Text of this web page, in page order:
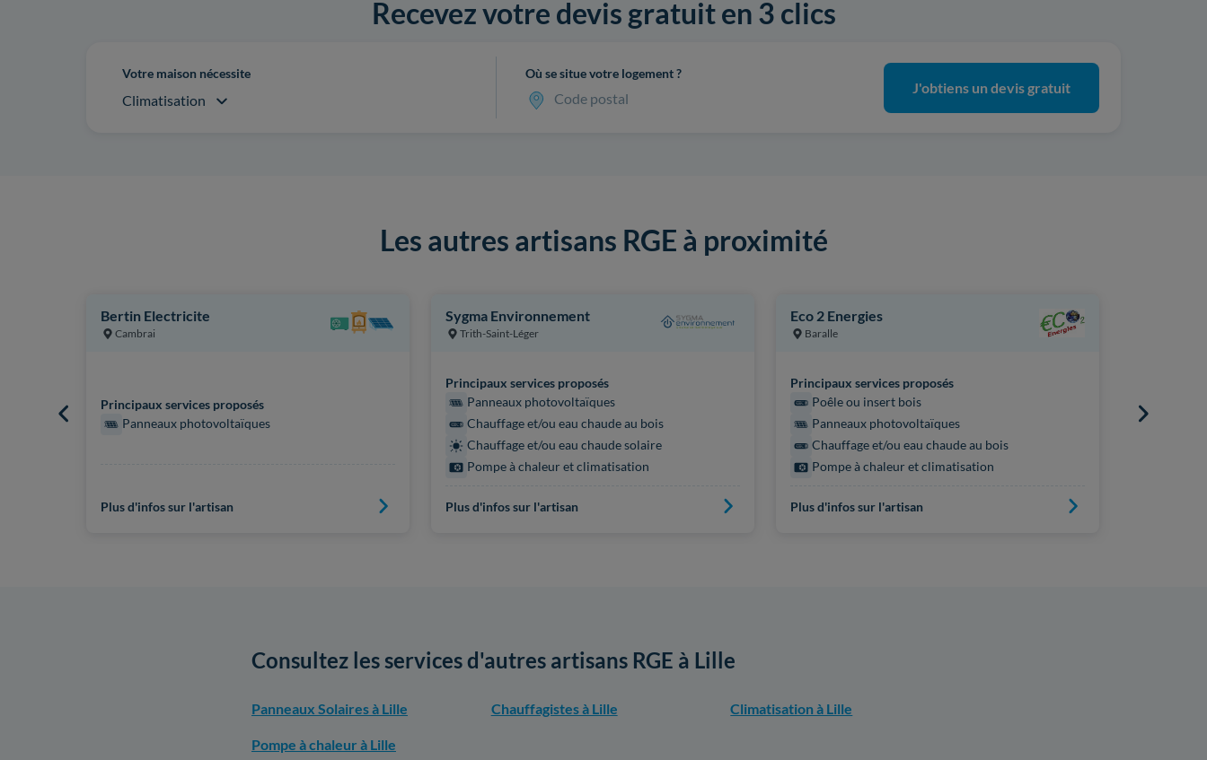
Recevez votre devis gratuit en 3 clics
Votre maison nécessite
Climatisation
Où se situe votre logement ?
Code postal
J'obtiens un devis gratuit
Les autres artisans RGE à proximité
Bertin Electricite
Cambrai
Principaux services proposés
Panneaux photovoltaïques
Plus d'infos sur l'artisan
Sygma Environnement
Trith-Saint-Léger
Principaux services proposés
Panneaux photovoltaïques
Chauffage et/ou eau chaude au bois
Chauffage et/ou eau chaude solaire
Pompe à chaleur et climatisation
Plus d'infos sur l'artisan
Eco 2 Energies
Baralle
Principaux services proposés
Poêle ou insert bois
Panneaux photovoltaïques
Chauffage et/ou eau chaude au bois
Pompe à chaleur et climatisation
Plus d'infos sur l'artisan
Principaux
Consultez les services d'autres artisans RGE à Lille
Panneaux Solaires à Lille Chauffagistes à Lille Climatisation à Lille
Pompe à chaleur à Lille